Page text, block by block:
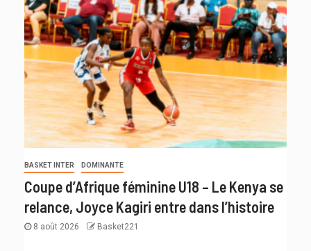
BASKET INTER DOMINANTE
Coupe d’Afrique féminine U18 – Le Kenya se
relance, Joyce Kagiri entre dans l’histoire
8 août 2026 Basket221